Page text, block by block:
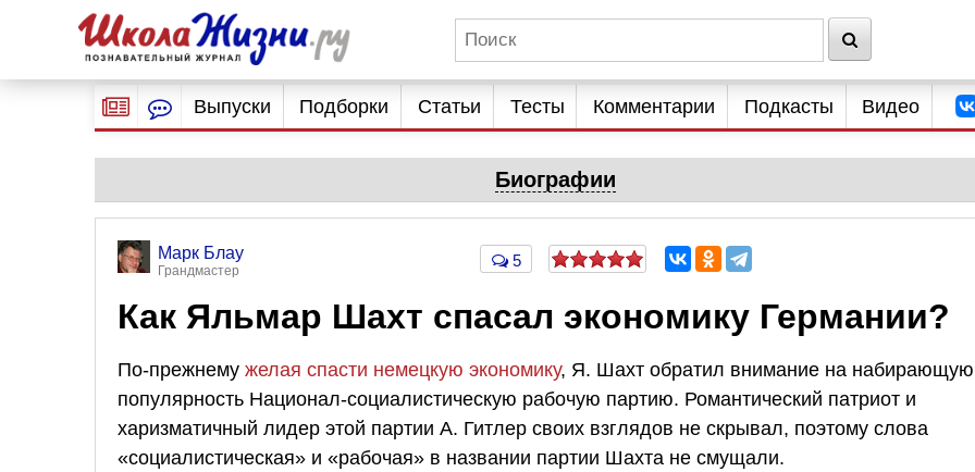
Выпуски Подборки Статьи Тесты Комментарии Подкасты Видео
Биографии
Марк Блау
Грандмастер
5
Как Яльмар Шахт спасал экономику Германии?
По-прежнему желая спасти немецкую экономику, Я. Шахт обратил внимание на набирающую
популярность Национал-социалистическую рабочую партию. Романтический патриот и
харизматичный лидер этой партии А. Гитлер своих взглядов не скрывал, поэтому слова
«социалистическая» и «рабочая» в названии партии Шахта не смущали.